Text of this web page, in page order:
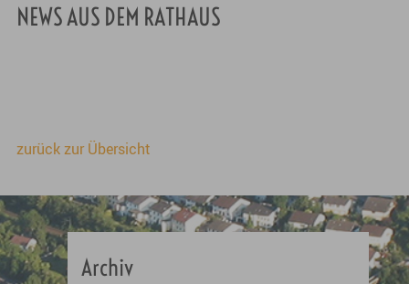
NEWS AUS DEM RATHAUS
zurück zur Übersicht
Archiv